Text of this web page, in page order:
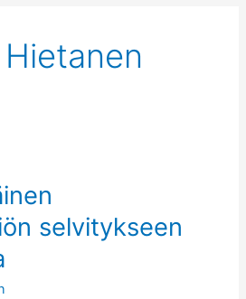
selvitykseen